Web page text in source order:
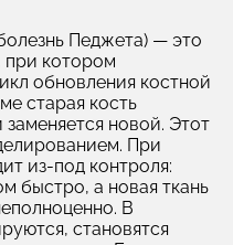
Педжета) — это
при котором
обновления костной
старая кость
новой. Этот
При
из-под контроля:
быстро, а новая ткань
В
становятся